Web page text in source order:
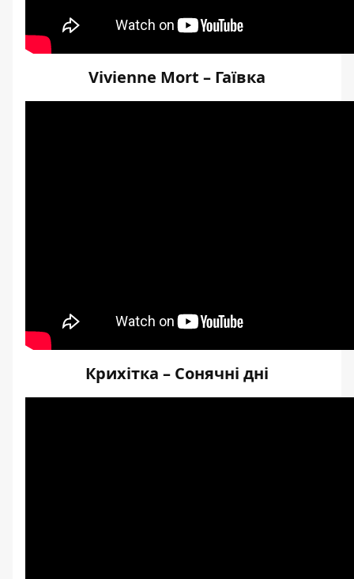
Vivienne Mort – Гаївка
Крихітка – Сонячні дні